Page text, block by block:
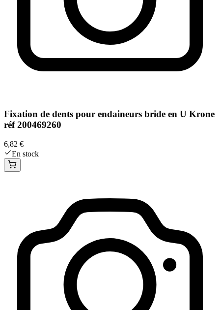
Fixation de dents pour endaineurs bride en U Krone
réf 200469260
6,82 €
En stock